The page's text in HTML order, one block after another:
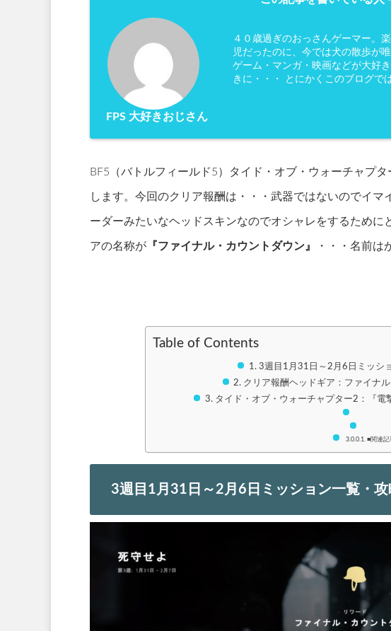
FPS 大好きおじさん
４０歳過ぎのおっさんゲーマー。
児だったのに、今では犬の散歩が
ゲーム・マンガ・映画などが大好
きに・・・ とにかくこのブログで
BF5（バトルフィールド5）タイド・オブ・ウォーチャプ
します。今回のクリア報酬は・・・武器ではないのでイ
ーダーみたいなヘッドスキンなのでオシャレをするため
アの名称が 『ファイナル・カウントダウン』 ・・・名前は
Table of Contents
3週目1月31日～2月6日ミッシ
クリア報酬ヘッドギア：ファイナ
タイド・オブ・ウォーチャプター2：『電
■関連記
3週目1月31日～2月6日ミッション一覧・攻